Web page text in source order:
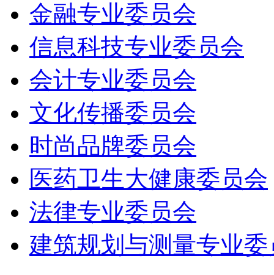
金融专业委员会
信息科技专业委员会
会计专业委员会
文化传播委员会
时尚品牌委员会
医药卫生大健康委员会
法律专业委员会
建筑规划与测量专业委